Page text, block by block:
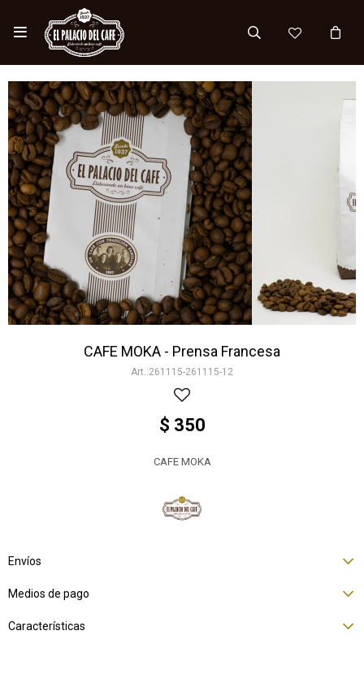

CAFE MOKA - Prensa Francesa
261115-261115-12
$ 350
CAFE MOKA
Envíos
Medios de pago
Características